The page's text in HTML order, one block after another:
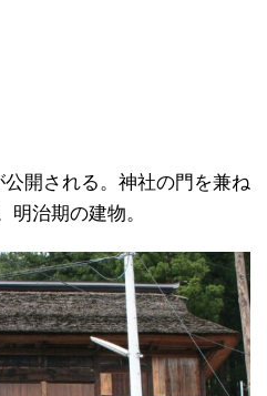
開される。神社の門を兼ね
明治期の建物。